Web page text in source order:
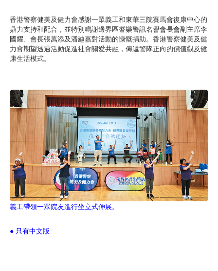
香港警察健美及健力會感謝一眾義工和東華三院賽馬會復康中心的
鼎力支持和配合，並特別鳴謝邊界區耆樂警訊名譽會長會副主席李
國耀、會長張萬添及潘廸嘉對活動的慷慨捐助。香港警察健美及健
力會期望透過活動促進社會關愛共融，傳遞警隊正向的價值觀及健
康生活模式。
義工帶領一眾院友進行坐立式伸展。
● 只有中文版